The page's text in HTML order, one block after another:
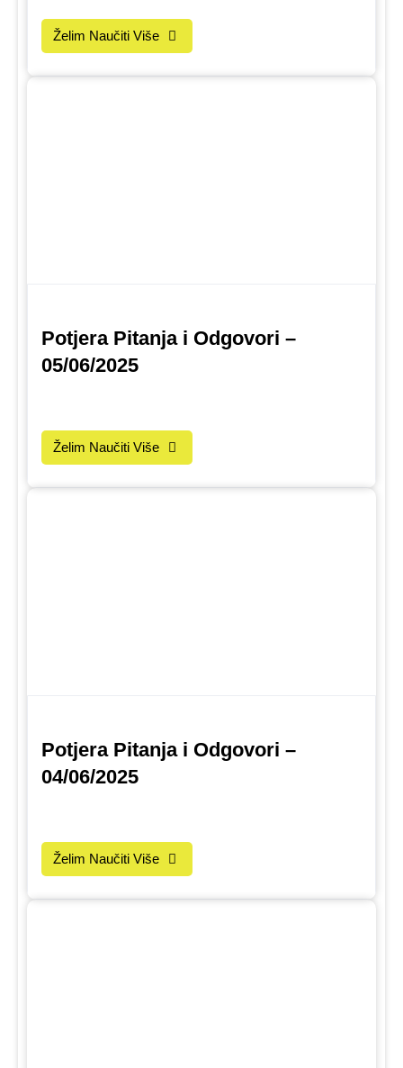
Želim Naučiti Više
Potjera Pitanja i Odgovori –
05/06/2025
Želim Naučiti Više
Potjera Pitanja i Odgovori –
04/06/2025
Želim Naučiti Više